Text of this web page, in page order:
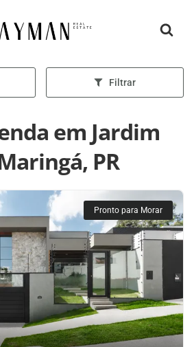
inicial
Filtrar
em Jardim
PR
Pronto para Morar